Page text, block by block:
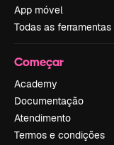
App móvel
Todas as ferramentas
Começar
Academy
Documentação
Atendimento
Termos e condições